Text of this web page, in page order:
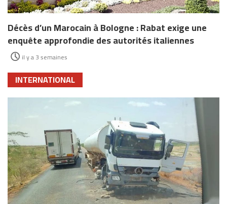
Décès d’un Marocain à Bologne : Rabat exige une
enquête approfondie des autorités italiennes
il y a 3 semaines
INTERNATIONAL